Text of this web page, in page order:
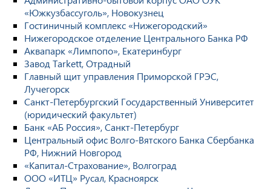
«Южкузбассуголь», Новокузнец
Гостиничный комплекс «Нижегородский»
Нижегородское отделение Центрального Банка РФ
Аквапарк «Лимпопо», Екатеринбург
Завод Tarkett, Отрадный
Главный щит управления Приморской ГРЭС,
Лучегорск
Санкт-Петербургский Государственный Университет
(юридический факультет)
Банк «АБ Россия», Санкт-Петербург
Центральный офис Волго-Вятского Банка Сбербанка
РФ, Нижний Новгород
«Капитал-Страхование», Волгоград
ООО «ИТЦ» Русал, Красноярск